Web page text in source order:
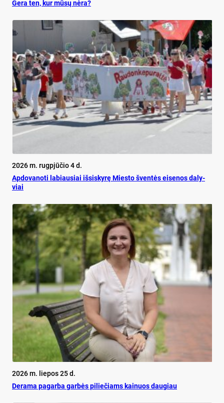
Ge­ra ten, kur mū­sų nė­ra?
2026 m. rugpjūčio 4 d.
Ap­do­va­no­ti la­biau­siai iš­si­sky­rę Mies­to šven­tės ei­se­nos da­ly­
viai
2026 m. liepos 25 d.
De­ra­ma pa­gar­ba gar­bės pi­lie­čiams kai­nuos dau­giau